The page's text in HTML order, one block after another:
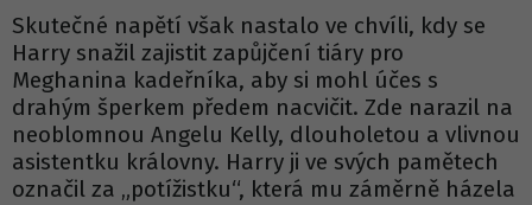
Skutečné napětí však nastalo ve chvíli, kdy se
Harry snažil zajistit zapůjčení tiáry pro
Meghanina kadeřníka, aby si mohl účes s
drahým šperkem předem nacvičit. Zde narazil na
neoblomnou Angelu Kelly, dlouholetou a vlivnou
asistentku královny. Harry ji ve svých pamětech
označil za „potížistku“, která mu záměrně házela